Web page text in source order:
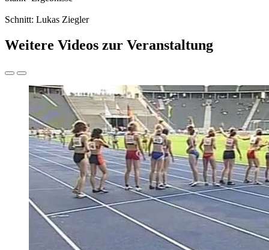
Schnitt: Lukas Ziegler
Weitere Videos zur Veranstaltung